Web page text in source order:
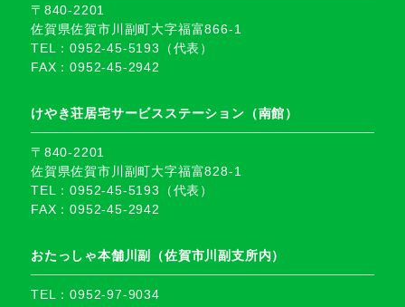
〒840-2201
佐賀県佐賀市川副町大字福富866-1
TEL：0952-45-5193（代表）
FAX：0952-45-2942
けやき荘居宅サービスステーション（南館）
〒840-2201
佐賀県佐賀市川副町大字福富828-1
TEL：0952-45-5193（代表）
FAX：0952-45-2942
おたっしゃ本舗川副（佐賀市川副支所内）
TEL：0952-97-9034